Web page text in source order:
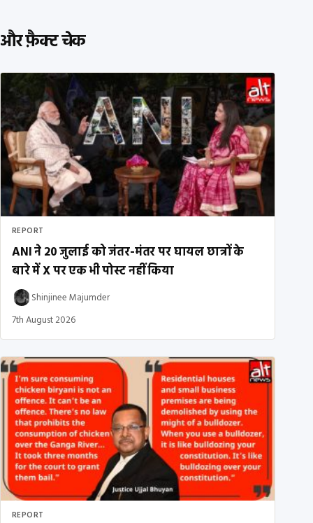
और फ़ैक्ट चेक
REPORT
ANI ने 20 जुलाई को जंतर-मंतर पर घायल छात्रों के
बारे में X पर एक भी पोस्ट नहीं किया
Shinjinee Majumder
7th August 2026
REPORT